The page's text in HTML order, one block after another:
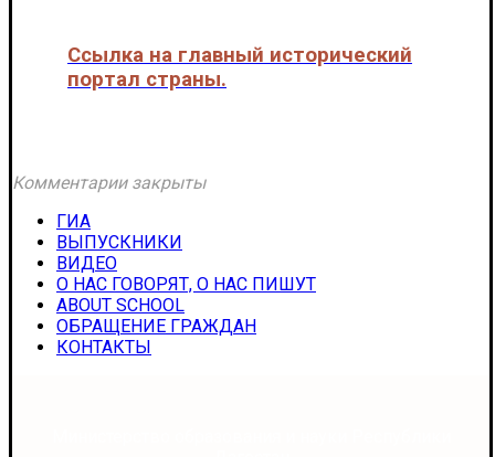
Ссылка на главный исторический
портал страны.
Комментарии закрыты
ГИА
ВЫПУСКНИКИ
ВИДЕО
О НАС ГОВОРЯТ, О НАС ПИШУТ
ABOUT SCHOOL
ОБРАЩЕНИЕ ГРАЖДАН
КОНТАКТЫ